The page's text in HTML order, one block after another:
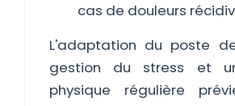
cas de douleurs
L'adaptation du poste
gestion du stress et
physique régulière